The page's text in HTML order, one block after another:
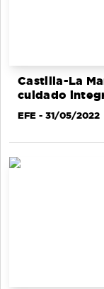
Castilla-La
cuidado
EFE - 31/05/2022